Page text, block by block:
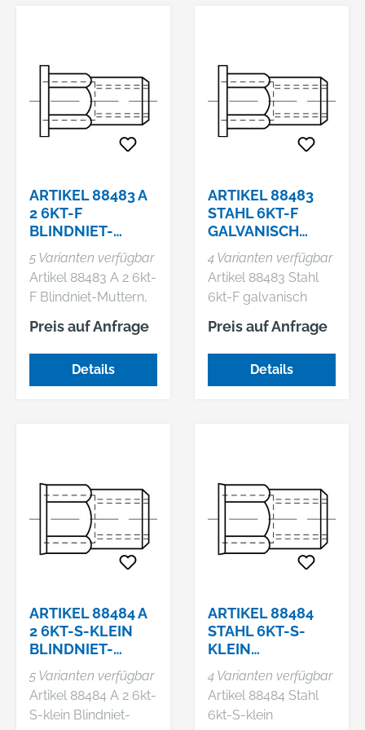
gefertigt.
gefertigt.
ARTIKEL 88483 A
2 6KT-F
BLINDNIET-
MUTTERN,
SECHSKANT,
OFFEN,
FLACHKOPF
5 Varianten verfügbar
Artikel 88483 A 2 6kt-
F Blindniet-Muttern,
Sechskant, offen,
Flachkopf
Preis auf Anfrage
Details
ARTIKEL 88483
STAHL 6KT-F
GALVANISCH
VERZINKT
BLINDNIET-
MUTTERN,
SECHSKANT,
OFFE
4 Varianten verfügbar
Artikel 88483 Stahl
6kt-F galvanisch
verzinkt Blindniet-
Muttern, Sechskant,
offen, Flachkopf
Preis auf Anfrage
Details
ARTIKEL 88484 A
2 6KT-S-KLEIN
BLINDNIET-
MUTTERN,
SECHSKANT,
OFFEN, KLEINER
SENKK
5 Varianten verfügbar
Artikel 88484 A 2 6kt-
S-klein Blindniet-
ARTIKEL 88484
STAHL 6KT-S-
KLEIN
GALVANISCH
VERZINKT
BLINDNIET-
MUTTERN,
4 Varianten verfügbar
Artikel 88484 Stahl
6kt-S-klein